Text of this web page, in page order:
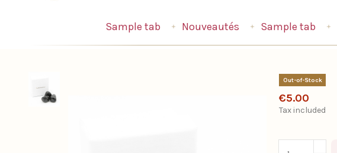
Sample tab Nouveautés Sample tab
Out-of-Stock
€5.00
Tax included